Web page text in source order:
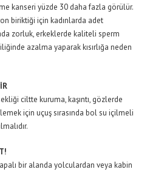
kanseri yüzde 30 daha fazla görülür.
biriktiği için kadınlarda adet
zorluk, erkeklerde kaliteli sperm
azalma yaparak kısırlığa neden
ciltte kuruma, kaşıntı, gözlerde
için uçuş sırasında bol su içilmeli
bir alanda yolculardan veya kabin